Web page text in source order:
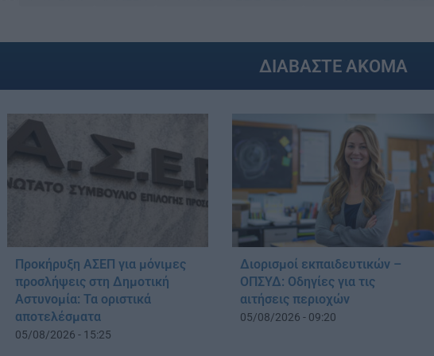
ΔΙΑΒΑΣΤΕ ΑΚΟΜΑ
Προκήρυξη ΑΣΕΠ για μόνιμες
προσλήψεις στη Δημοτική
Αστυνομία: Τα οριστικά
αποτελέσματα
05/08/2026 - 15:25
Διορισμοί εκπαιδευτικών –
ΟΠΣΥΔ: Οδηγίες για τις
αιτήσεις περιοχών
05/08/2026 - 09:20